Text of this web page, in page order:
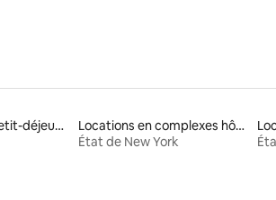
Locations avec petit-déjeuner
Locations en complexes hôteliers
État de New York